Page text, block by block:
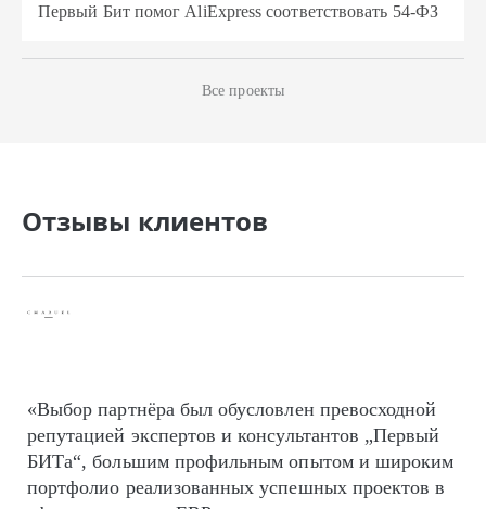
Первый Бит помог AliExpress соответствовать 54-ФЗ
Все проекты
Отзывы клиентов
«Выбор партнёра был обусловлен превосходной
репутацией экспертов и консультантов „Первый
БИТа“, большим профильным опытом и широким
портфолио реализованных успешных проектов в